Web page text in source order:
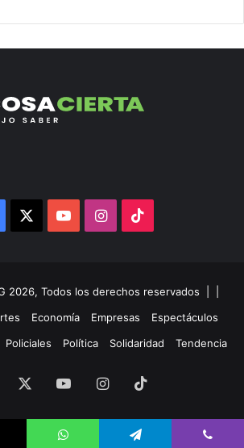
Facebook YouTubeInstagram
2026, Todos los derechos reservados |
Economía Empresas
Espectáculos
Policiales Política Solidaridad Tendencia
Facebook YouTubeInstagram